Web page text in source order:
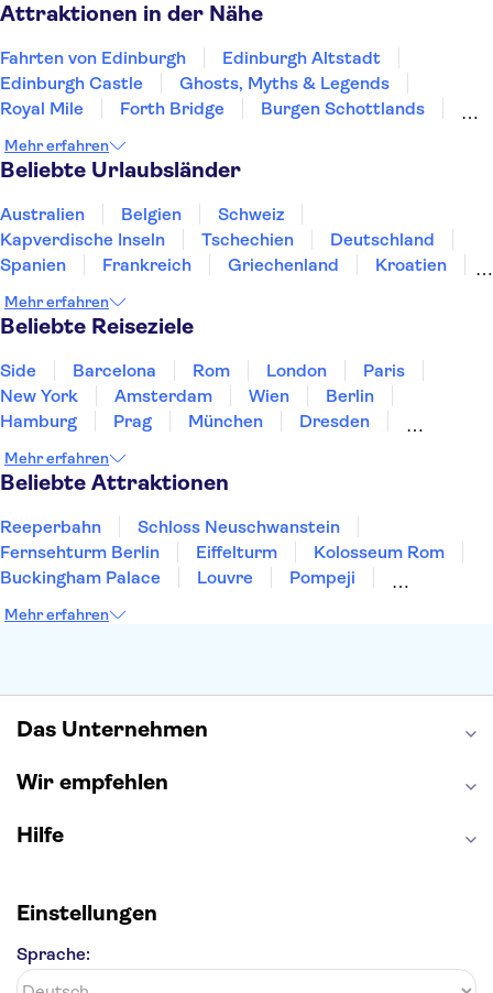
Attraktionen in der Nähe
Fahrten von Edinburgh
Edinburgh Altstadt
Edinburgh Castle
Ghosts, Myths & Legends
Royal Mile
Forth Bridge
Burgen Schottlands
Palace of Holyroodhouse
Harry Potter-Touren ab London
Harry Potter Studios
London Eye
King's Cross Station
Madame Tussauds London
Mehr erfahren
Beliebte Urlaubsländer
Australien Belgien
Schweiz
Kapverdische Inseln
Tschechien
Deutschland
Spanien
Frankreich Griechenland
Kroatien
Norwegen
Polen
Mehr erfahren
Beliebte Reiseziele
Side Barcelona Rom London
Paris
New York
Amsterdam Wien
Berlin
Hamburg
Prag München
Dresden
Heidelberg
Bremen
Mehr erfahren
Beliebte Attraktionen
Reeperbahn
Schloss Neuschwanstein
Fernsehturm Berlin
Eiffelturm
Kolosseum Rom
Buckingham Palace
Louvre
Pompeji
Moulin Rouge
Mehr erfahren
Das Unternehmen
Wir empfehlen
Hilfe
Einstellungen
Sprache: